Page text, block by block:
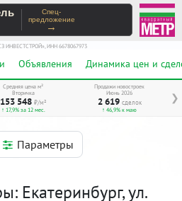
Спец-
предложение
→
ИНВЕСТСТРОЙ», ИНН 6678067973
Объявления Динамика цен и
❯
Средняя цена м²
Вторичка
153 548 ₽/м²
↑ 17,9% за 12 мес.
Продажи новостроек
Июнь 2026
2 619 сделок
↑ 46,9% к маю
Параметры
Екатеринбург, ул.